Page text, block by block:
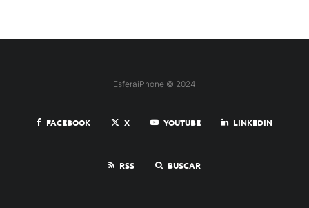
EsferaiPhone © 2024
FACEBOOK X YOUTUBE LINKEDIN
RSS BUSCAR